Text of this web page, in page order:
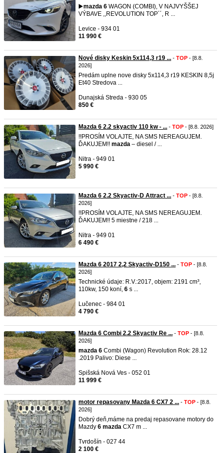
▶️mazda 6 WAGON (COMBI), V NAJVYŠŠEJ
VÝBAVE ,,REVOLUTION TOP´´, R ...
Levice - 934 01
11 990 €
Nové disky Keskin 5x114,3 r19 ... - TOP - [8.8.
2026]
Predám uplne nove disky 5x114,3 r19 KESKIN 8,5j
Et40 Stredova ...
Dunajská Streda - 930 05
850 €
Mazda 6 2.2 skyactiv 110 kw - ... - TOP - [8.8. 2026]
!!PROSÍM VOLAJTE, NA SMS NEREAGUJEM.
ĎAKUJEM!! mazda – diesel / ...
Nitra - 949 01
5 990 €
Mazda 6 2.2 Skyactiv-D Attract ... - TOP - [8.8.
2026]
!!PROSÍM VOLAJTE, NA SMS NEREAGUJEM.
ĎAKUJEM!! 5 miestne / 218 ...
Nitra - 949 01
6 490 €
Mazda 6 2017 2,2 Skyactiv-D150 ... - TOP - [8.8.
2026]
Technické údaje: R.V.:2017, objem: 2191 cm³,
110kw, 150 koní, 6 s ...
Lučenec - 984 01
4 790 €
Mazda 6 Combi 2.2 Skyactiv Re ... - TOP - [8.8.
2026]
mazda 6 Combi (Wagon) Revolution Rok: 28.12
.2019 Palivo: Diese ...
Spišská Nová Ves - 052 01
11 999 €
motor repasovany Mazda 6 CX7 2 ... - TOP - [8.8.
2026]
Dobrý deň,máme na predaj repasovane motory do
Mazdy 6 mazda CX7 m ...
Tvrdošín - 027 44
2 100 €